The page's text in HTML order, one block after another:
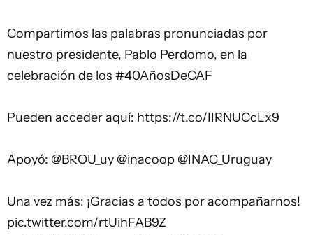
️Compartimos las palabras pronunciadas por
nuestro presidente, Pablo Perdomo, en la
celebración de los #40AñosDeCAF
Pueden acceder aquí: https://t.co/IIRNUCcLx9
Apoyó: @BROU_uy @inacoop @INAC_Uruguay
Una vez más: ¡Gracias a todos por acompañarnos!
pic.twitter.com/rtUihFAB9Z